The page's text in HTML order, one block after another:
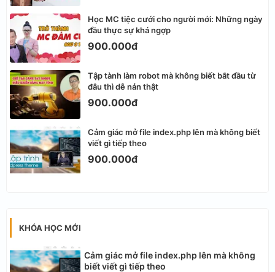
Học MC tiệc cưới cho người mới: Những ngày
đầu thực sự khá ngợp
900.000đ
Tập tành làm robot mà không biết bắt đầu từ
đâu thì dễ nản thật
900.000đ
Cảm giác mở file index.php lên mà không biết
viết gì tiếp theo
900.000đ
KHÓA HỌC MỚI
Cảm giác mở file index.php lên mà không
biết viết gì tiếp theo